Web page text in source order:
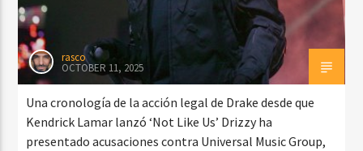
Beone Radio
rasco
OCTOBER 11, 2025
Una cronología de la acción legal de Drake desde que
Kendrick Lamar lanzó ‘Not Like Us’ Drizzy ha
presentado acusaciones contra Universal Music Group,